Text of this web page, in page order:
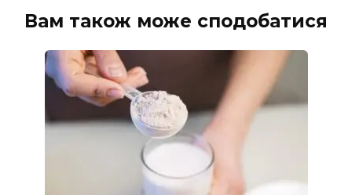
Вам також може сподобатися